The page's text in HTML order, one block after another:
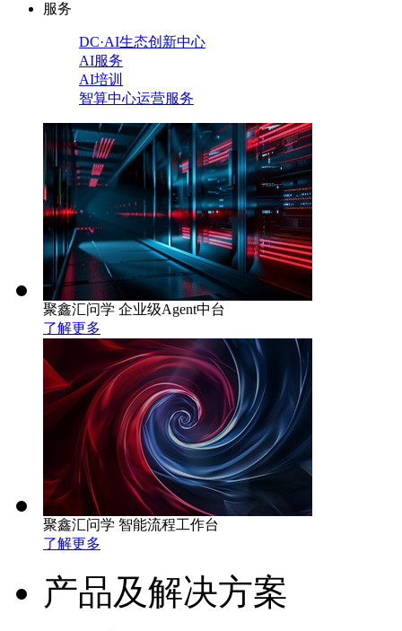
服务
DC·AI生态创新中心
AI服务
AI培训
智算中心运营服务
聚鑫汇问学 企业级Agent中台
了解更多
聚鑫汇问学 智能流程工作台
了解更多
产品及解决方案